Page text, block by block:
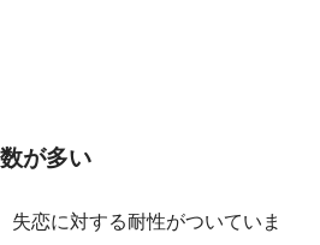
が多い
失恋に対する耐性がついていま